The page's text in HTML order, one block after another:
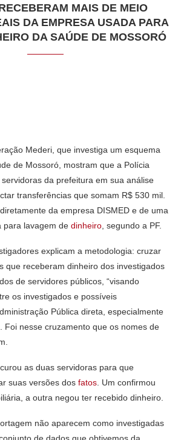
MAIS DE MEIO
DA EMPRESA USADA PARA
DA SAÚDE DE MOSSORÓ
Mederi, que investiga um esquema
de Mossoró, mostram que a Polícia
da prefeitura em sua análise
transferências que somam R$ 530 mil.
da empresa DISMED e de uma
para lavagem de dinheiro , segundo a PF.
explicam a metodologia: cruzar
que receberam dinheiro dos investigados
de servidores públicos, “visando
os investigados e possíveis
Pública direta, especialmente
Foi nesse cruzamento que os nomes de
as duas servidoras para que
suas versões dos fatos . Um confirmou
a outra negou ter recebido dinheiro.
não aparecem como investigadas